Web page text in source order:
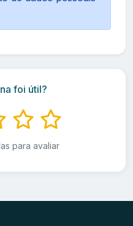
foi útil?
para avaliar